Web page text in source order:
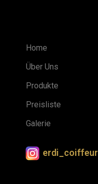
Home
Über Uns
Produkte
Preisliste
Galerie
erdi_coiffeur